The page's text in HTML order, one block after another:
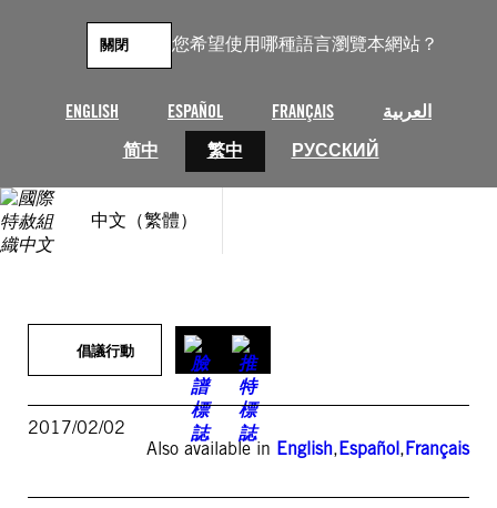
您希望使用哪種語言瀏覽本網站？
ENGLISH ESPAÑOL FRANÇAIS
العربية
简中
繁中 РУССКИЙ
關閉
中文（繁體）
倡議行動
2017/02/02
Also available in English,Español,Français